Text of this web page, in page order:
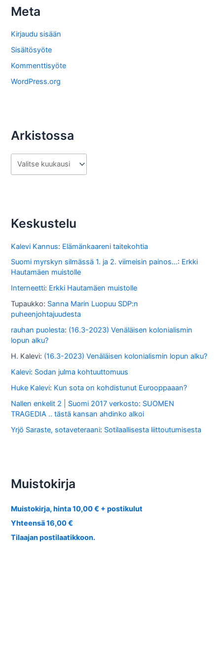
s
o
s
t
a
Meta
Kirjaudu sisään
Sisältösyöte
Kommenttisyöte
WordPress.org
Arkistossa
r
s
o
s
s
a
Keskustelu
Kalevi Kannus: Elämänkaareni taitekohtia
Suomi myrskyn silmässä 1. ja 2. viimeisin painos...: Erkki
Hautamäen muistolle
Interneetti: Erkki Hautamäen muistolle
Tupaukko: Sanna Marin Luopuu SDP:n
puheenjohtajuudesta
rauhan puolesta: (16.3-2023) Venäläisen kolonialismin
lopun alku?
H. Kalevi: (16.3-2023) Venäläisen kolonialismin lopun alku?
Kalevi: Sodan julma kohtuuttomuus
Huke Kalevi: Kun sota on kohdistunut Eurooppaaan?
Nallen enkelit 2 | Suomi 2017 verkosto: SUOMEN
TRAGEDIA .. tästä kansan ahdinko alkoi
Yrjö Saraste, sotaveteraani: Sotilaallisesta liittoutumisesta
Muistokirja
Muistokirja, hinta 10,00 € + postikulut
Yhteensä 16,00 €
Tilaajan postilaatikkoon.